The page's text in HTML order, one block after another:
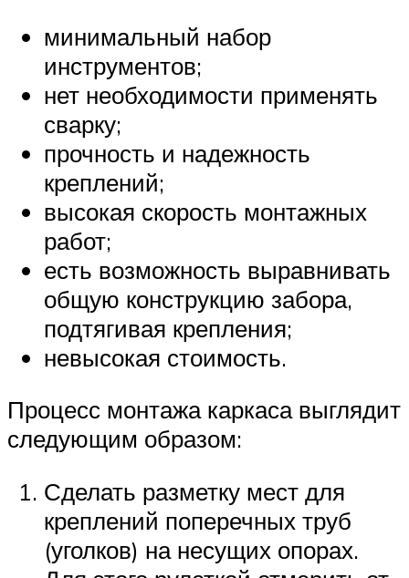
минимальный набор
инструментов;
нет необходимости применять
сварку;
прочность и надежность
креплений;
высокая скорость монтажных
работ;
есть возможность выравнивать
общую конструкцию забора,
подтягивая крепления;
невысокая стоимость.
Процесс монтажа каркаса выглядит
следующим образом:
Сделать разметку мест для
креплений поперечных труб
(уголков) на несущих опорах.